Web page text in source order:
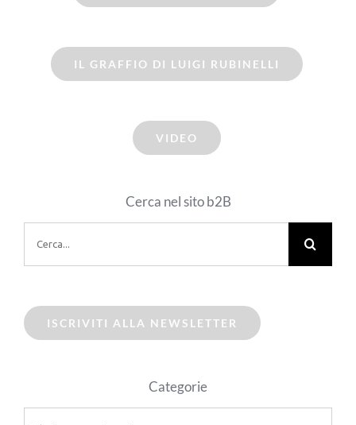
IL GRAFFIO DI LUIGI RUBINELLI
VIDEO
Cerca nel sito b2B
per:
ISCRIVITI ALLA NEWSLETTER
Categorie